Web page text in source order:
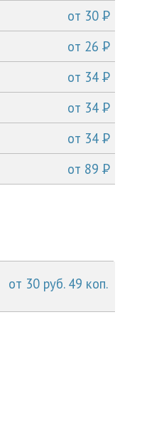
от 30P
от 26P
от 34P
от 34P
от 34P
от 89P
от 30 руб. 49 коп.